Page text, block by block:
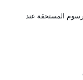
المستحقة عند